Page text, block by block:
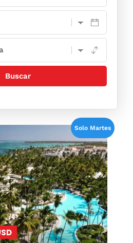
Solo Martes